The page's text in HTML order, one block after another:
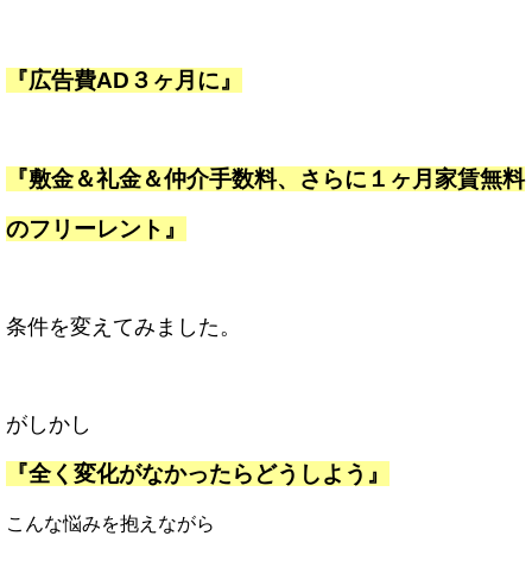
『広告費AD３ヶ月に』
『敷金＆礼金＆仲介手数料、さらに１ヶ月家賃無料
のフリーレント』
条件を変えてみました。
がしかし
『全く変化がなかったらどうしよう』
こんな悩みを抱えながら